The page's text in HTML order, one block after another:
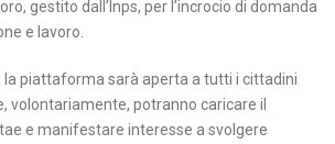
gestito dall’Inps, per l’incrocio di domanda
e lavoro.
la piattaforma sarà aperta a tutti i cittadini
volontariamente, potranno caricare il
e manifestare interesse a svolgere